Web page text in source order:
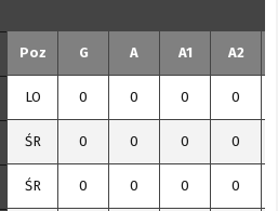
Poz G A A1 A2
LO 0 0 0 0
ŚR 0 0 0 0
ŚR 0 0 0 0